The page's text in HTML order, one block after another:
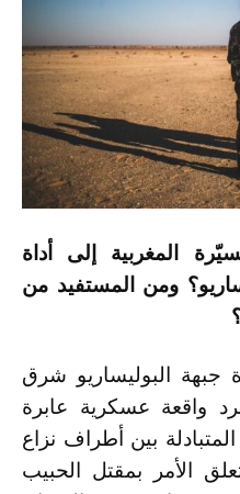
المغربية إلى أداة
ومن المستفيد من
جبهة البوليساريو شرق
واقعة عسكرية عابرة
بين أطراف نزاع
الأمر بمقتل الحبيب